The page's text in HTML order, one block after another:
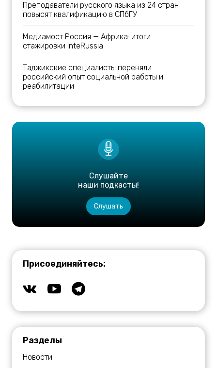
Преподаватели русского языка из 24 стран
повысят квалификацию в СПбГУ
Медиамост Россия — Африка: итоги
стажировки InteRussia
Таджикские специалисты переняли
российский опыт социальной работы и
реабилитации
Слушайте
наши подкасты!
Слушать
Присоединяйтесь:
Разделы
Новости